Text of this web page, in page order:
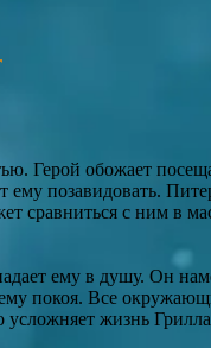
Герой обожает
позавидовать.
сравниться с ним в
ему в душу. Он
ему покоя. Все
усложняет жизнь